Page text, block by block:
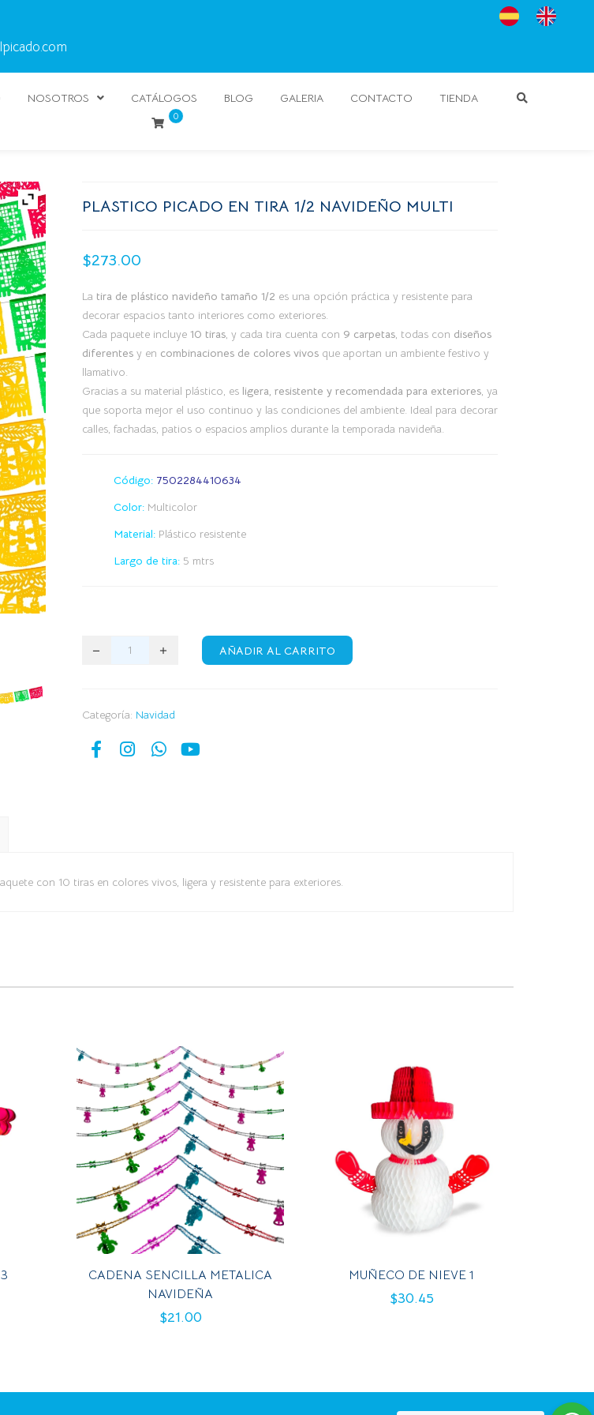
NOSOTROS CATÁLOGOS BLOG GALERIA CONTACTO TIENDA
0
PLASTICO PICADO EN TIRA 1/2 NAVIDEÑO MULTI
$273.00
La tira de plástico navideño tamaño 1/2 es una opción práctica y resistente para
decorar espacios tanto interiores como exteriores.
Cada paquete incluye 10 tiras, y cada tira cuenta con 9 carpetas, todas con diseños
diferentesy en combinaciones de colores vivosque aportan un ambiente festivo y
llamativo.
Gracias a su material plástico, es ligera, resistente y recomendada para exteriores, ya
que soporta mejor el uso continuo y las condiciones del ambiente. Ideal para decorar
calles, fachadas, patios o espacios amplios durante la temporada navideña.
Código:7502284410634
Color:Multicolor
Material: Plástico resistente
Largo de tira:5 mtrs
AÑADIR AL CARRITO
Categoría: Navidad
con 10 tiras en colores vivos, ligera y resistente para exteriores.
CADENA SENCILLA METALICA
NAVIDEÑA
$21.00
MUÑECO DE NIEVE 1
$30.45